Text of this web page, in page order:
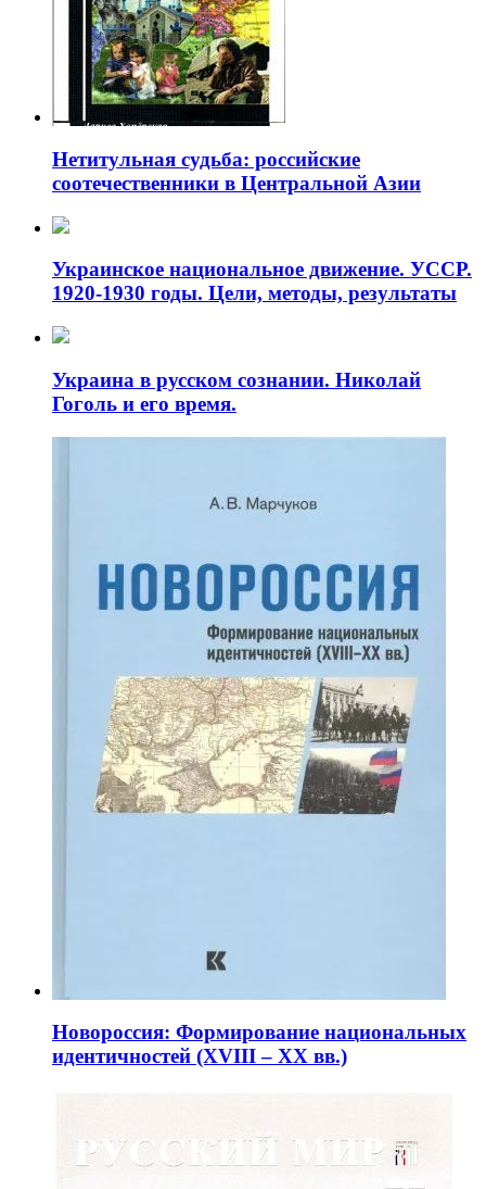
Нетитульная судьба: российские
соотечественники в Центральной Азии
Украинское национальное движение. УССР.
1920-1930 годы. Цели, методы, результаты
Украина в русском сознании. Николай
Гоголь и его время.
Новороссия: Формирование национальных
идентичностей (XVIII – XX вв.)